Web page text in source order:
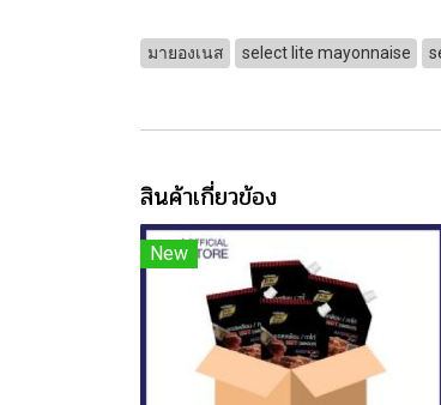
มายองเนส select lite mayonnaise
สินค้าเกี่ยวข้อง
New